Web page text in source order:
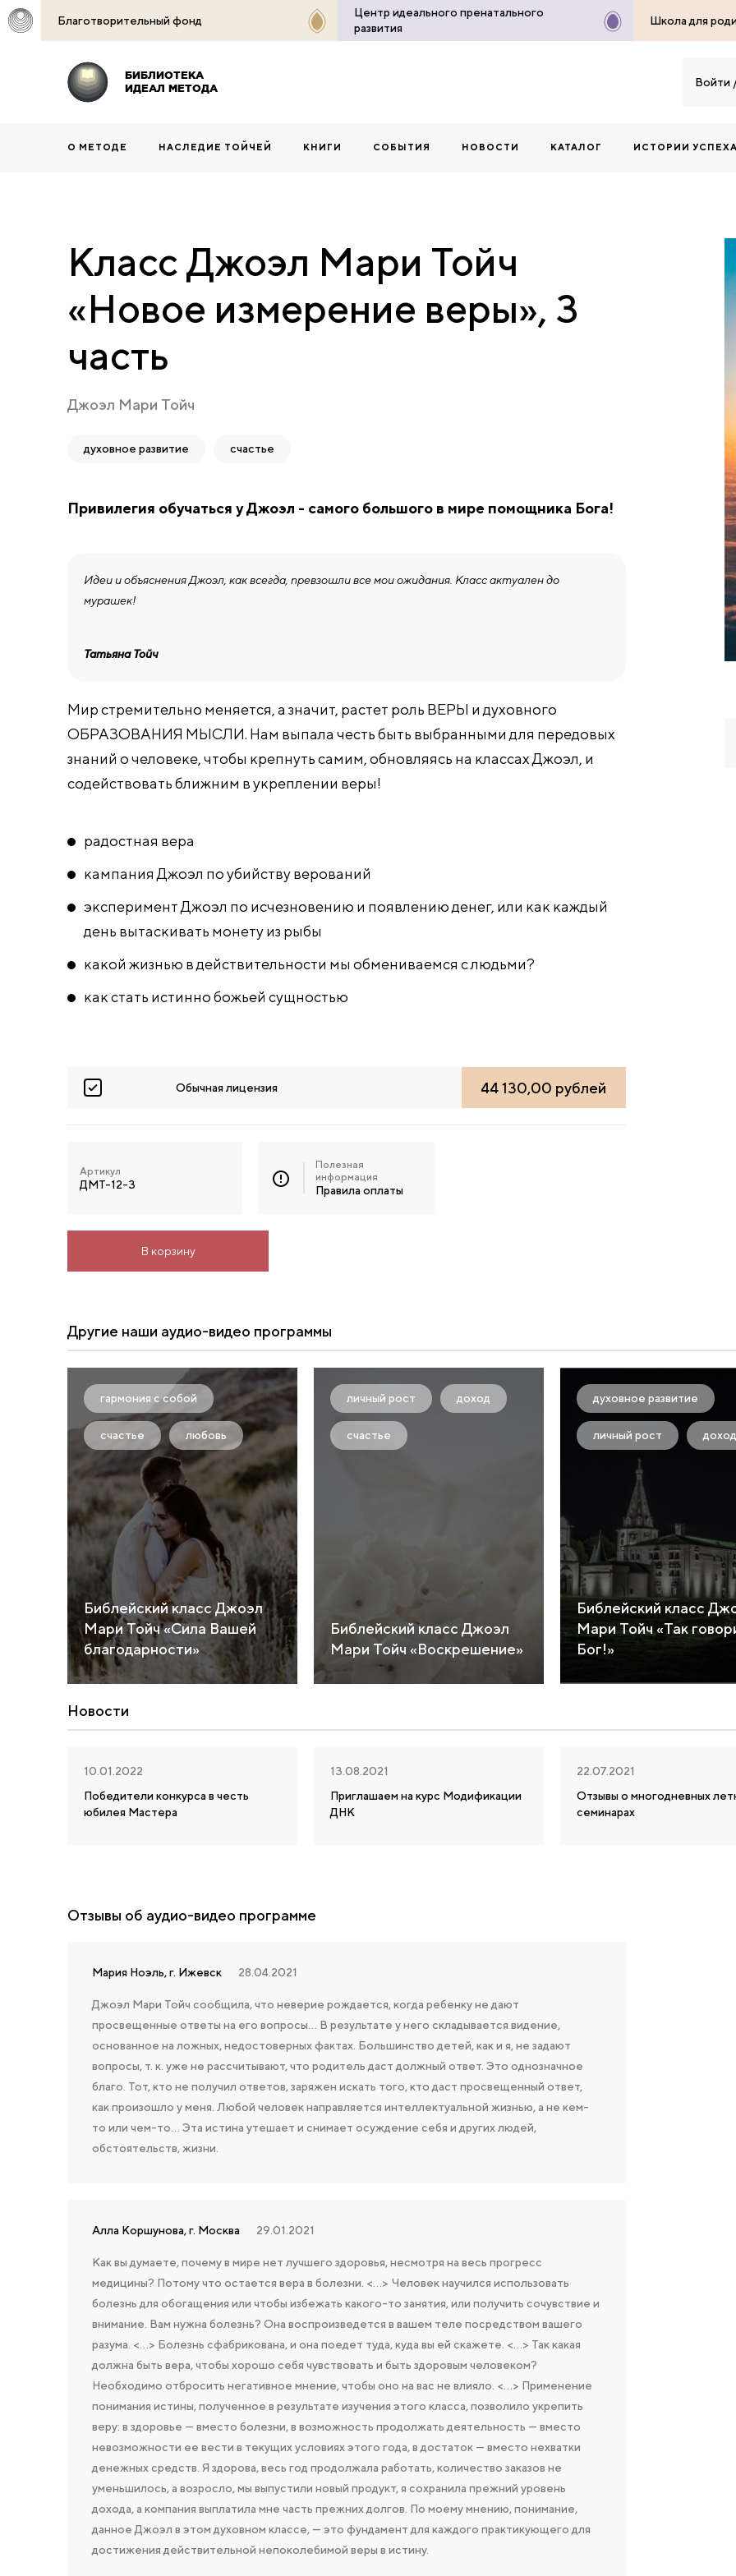
Благотворительный фонд
Центр идеального пренатального
развития
Школа для
БИБЛИОТЕКА
ИДЕАЛ МЕТОДА
Войти
О МЕТОДЕ НАСЛЕДИЕ ТОЙЧЕЙ КНИГИ СОБЫТИЯ НОВОСТИ КАТАЛОГ ИСТОРИИ УСПЕХА
Класс Джоэл Мари Тойч
«Новое измерение веры», 3
часть
Джоэл Мари Тойч
духовное развитие счастье
Привилегия обучаться у Джоэл - самого большого в мире помощника Бога!
Идеи и объяснения Джоэл, как всегда, превзошли все мои ожидания. Класс актуален до
мурашек!
Татьяна Тойч
Мир стремительно меняется, а значит, растет роль ВЕРЫ и духовного
ОБРАЗОВАНИЯ МЫСЛИ. Нам выпала честь быть выбранными для передовых
знаний о человеке, чтобы крепнуть самим, обновляясь на классах Джоэл, и
содействовать ближним в укреплении веры!
радостная вера
кампания Джоэл по убийству верований
эксперимент Джоэл по исчезновению и появлению денег, или как каждый
день вытаскивать монету из рыбы
какой жизнью в действительности мы обмениваемся с людьми?
как стать истинно божьей сущностью
Обычная лицензия 44 130,00 рублей
Артикул
ДМТ-12-3
Полезная
информация
Правила оплаты
В корзину
Другие наши аудио-видео программы
гармония с собой
счастье любовь
Библейский класс Джоэл
Мари Тойч «Сила Вашей
благодарности»
личный рост доход
счастье
Библейский класс Джоэл
Мари Тойч «Воскрешение»
духовное развитие
личный рост доход
Библейский класс
Мари Тойч «Так
Бог!»
Новости
10.01.2022
Победители конкурса в честь
юбилея Мастера
13.08.2021
Приглашаем на курс Модификации
ДНК
22.07.2021
Отзывы о многодневных
семинарах
Отзывы об аудио-видео программе
Мария Ноэль, г. Ижевск 28.04.2021
Джоэл Мари Тойч сообщила, что неверие рождается, когда ребенку не дают
просвещенные ответы на его вопросы… В результате у него складывается видение,
основанное на ложных, недостоверных фактах. Большинство детей, как и я, не задают
вопросы, т. к. уже не рассчитывают, что родитель даст должный ответ. Это однозначное
благо. Тот, кто не получил ответов, заряжен искать того, кто даст просвещенный ответ,
как произошло у меня. Любой человек направляется интеллектуальной жизнью, а не кем-
то или чем-то… Эта истина утешает и снимает осуждение себя и других людей,
обстоятельств, жизни.
Алла Коршунова, г. Москва 29.01.2021
Как вы думаете, почему в мире нет лучшего здоровья, несмотря на весь прогресс
медицины? Потому что остается вера в болезни. <…> Человек научился использовать
болезнь для обогащения или чтобы избежать какого-то занятия, или получить сочувствие и
внимание. Вам нужна болезнь? Она воспроизведется в вашем теле посредством вашего
разума. <…> Болезнь сфабрикована, и она поедет туда, куда вы ей скажете. <…> Так какая
должна быть вера, чтобы хорошо себя чувствовать и быть здоровым человеком?
Необходимо отбросить негативное мнение, чтобы оно на вас не влияло. <…> Применение
понимания истины, полученное в результате изучения этого класса, позволило укрепить
веру: в здоровье — вместо болезни, в возможность продолжать деятельность — вместо
невозможности ее вести в текущих условиях этого года, в достаток — вместо нехватки
денежных средств. Я здорова, весь год продолжала работать, количество заказов не
уменьшилось, а возросло, мы выпустили новый продукт, я сохранила прежний уровень
дохода, а компания выплатила мне часть прежних долгов. По моему мнению, понимание,
данное Джоэл в этом духовном классе, — это фундамент для каждого практикующего для
достижения действительной непоколебимой веры в истину.